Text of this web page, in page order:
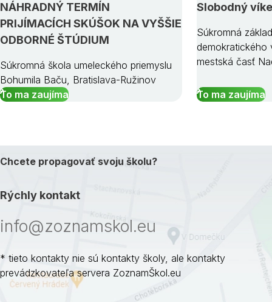
NÁHRADNÝ TERMÍN
PRIJÍMACÍCH SKÚŠOK NA VYŠŠIE
ODBORNÉ ŠTÚDIUM
Súkromná škola umeleckého priemyslu
Bohumila Baču, Bratislava-Ružinov
To ma zaujíma
Slobodný
Súkromná
demokratického
mestská časť
To ma zaujíma
Chcete propagovať svoju školu?
Rýchly kontakt
info@zoznamskol.eu
* tieto kontakty nie sú kontakty školy, ale kontakty
prevádzkovateľa servera ZoznamŠkol.eu